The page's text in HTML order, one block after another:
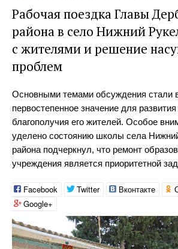
Рабочая поездка Главы
района в село Нижний
с жителями и решение
проблем
Основными темами обсуждения стали
первостепенное значение для
благополучия его жителей. Особое
уделено состоянию школы села
района подчеркнул, что ремонт
учреждения является приоритетной
Facebook Twitter Вконтакте
Google+